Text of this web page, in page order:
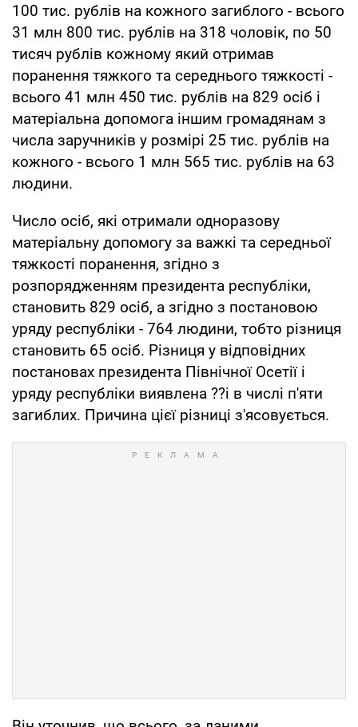
100 тис. рублів на кожного загиблого - всього
31 млн 800 тис. рублів на 318 чоловік, по 50
тисяч рублів кожному який отримав
поранення тяжкого та середнього тяжкості -
всього 41 млн 450 тис. рублів на 829 осіб і
матеріальна допомога іншим громадянам з
числа заручників у розмірі 25 тис. рублів на
кожного - всього 1 млн 565 тис. рублів на 63
людини.
Число осіб, які отримали одноразову
матеріальну допомогу за важкі та середньої
тяжкості поранення, згідно з
розпорядженням президента республіки,
становить 829 осіб, а згідно з постановою
уряду республіки - 764 людини, тобто різниця
становить 65 осіб. Різниця у відповідних
постановах президента Північної Осетії і
уряду республіки виявлена ??і в числі п'яти
загиблих. Причина цієї різниці з'ясовується.